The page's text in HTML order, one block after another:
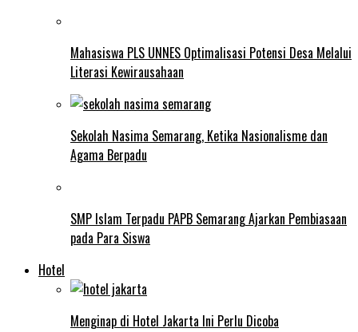
Mahasiswa PLS UNNES Optimalisasi Potensi Desa Melalui
Literasi Kewirausahaan
Sekolah Nasima Semarang, Ketika Nasionalisme dan
Agama Berpadu
SMP Islam Terpadu PAPB Semarang Ajarkan Pembiasaan
pada Para Siswa
Hotel
Menginap di Hotel Jakarta Ini Perlu Dicoba